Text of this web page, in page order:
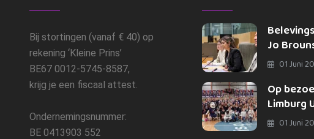
Bij stortingen (vanaf € 40) op
rekening ‘Kleine Prins’
BE67 0012-5745-8587,
krijg je een fiscaal attest.
Ondernemingsnummer:
BE 0413903 552
Jo
01 Juni
Op
Limburg
01 Juni